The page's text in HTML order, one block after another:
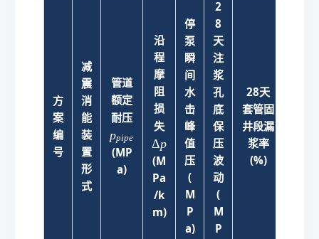
方
案
编
号
减
震
消
能
装
置
形
式
管道
额定
耐压p
ppipe
(MP
a)
沿
程
摩
阻
损
失
D
el
Δp
(M
Pa
/k
m)
停
泵
瞬
间
水
击
峰
值
压
(
M
P
a)
2
8
天
注
浆
孔
底
保
压
波
动
(
M
P
28天
套管固
井段漏
浆率
(%)